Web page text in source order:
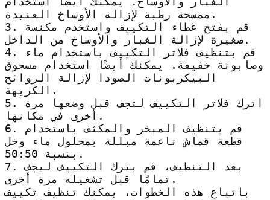
ممسحة رطبة لإزالة الأوساخ العنيدة.
3. قم بفتح غطاء التكييف واستخدم مكنسة
صغيرة لإزالة الغبار والأوساخ من الداخل.
4. قم بتنظيف فلاتر التكييف باستخدام ماء
وصابونة خفيفة. يمكنك أيضًا استخدام مسحوق
البيكربونات الصودا لإزالة الروائح
الكريهة.
5. اترك فلاتر التكييف لتجف قبل وضعها مرة
أخرى في مكانها.
6. قم بتنظيف المبخر والمكثف باستخدام
قطعة قماش ناعمة مبللة بمحلول ماء وخل
بنسبة 50:50.
7. بعد التنظيف، قم بترك التكييف ليجف
تمامًا قبل تشغيله مرة أخرى.
باتباع هذه الخطوات، يمكنك تنظيف تكييف